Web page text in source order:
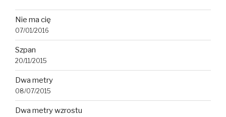
Nie ma cię
07/01/2016
Szpan
20/11/2015
Dwa metry
08/07/2015
Dwa metry wzrostu